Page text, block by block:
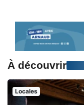
À découvrir
Locales